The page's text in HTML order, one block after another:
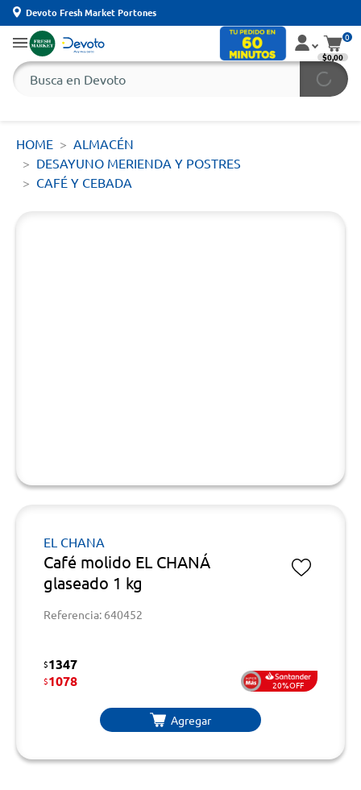
Devoto Fresh Market Portones
0
$0,00
HOME
ALMACÉN
DESAYUNO MERIENDA Y POSTRES
CAFÉ Y CEBADA
EL CHANA
Café molido EL CHANÁ
glaseado 1 kg
Referencia: 640452
$1347
$1078 20%OFF
Agregar